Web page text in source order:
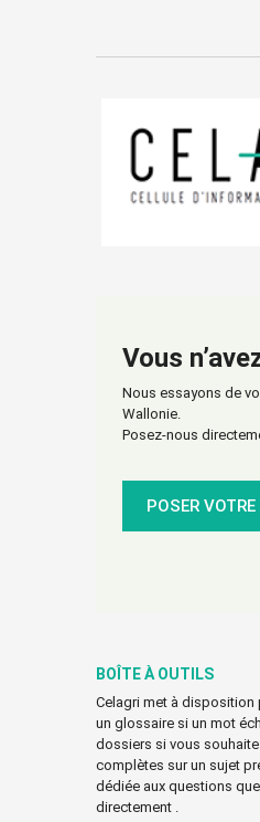
Vous
Nous essayons de
Wallonie.
Posez-nous
POSER
BOÎTE À OUTILS
Celagri met à disposition
un glossaire si un mot
dossiers si vous
complètes sur un sujet
dédiée aux questions
directement .